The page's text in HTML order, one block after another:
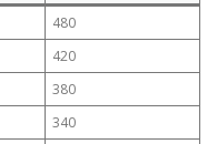
480
420
380
340